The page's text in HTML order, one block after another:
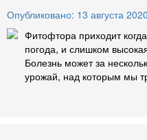
Опубликовано: 13 августа
Фитофтора приходит
погода, и слишком
Болезнь может за
урожай, над которым мы